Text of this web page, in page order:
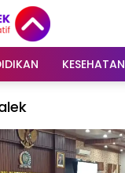
KESEHATAN